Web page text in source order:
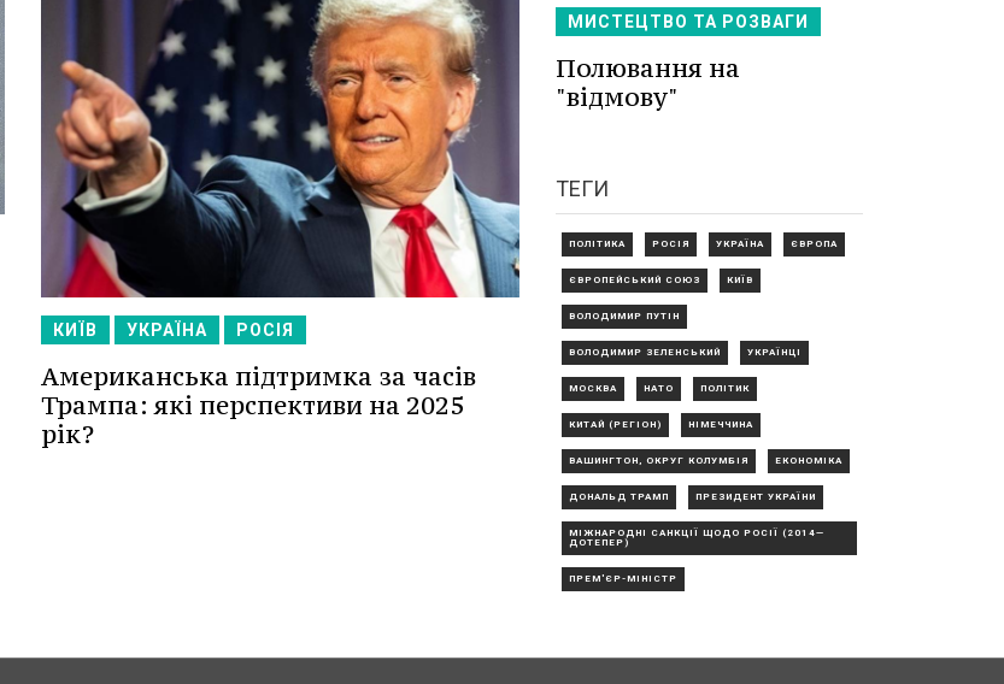
КИЇВ УКРАЇНА РОСІЯ
Американська підтримка за часів
Трампа: які перспективи на 2025
рік?
МИСТЕЦТВО ТА РОЗВАГИ
Полювання на
"відмову"
ТЕГИ
ПОЛІТИКА РОСІЯ УКРАЇНА ЄВРОПА
ЄВРОПЕЙСЬКИЙ СОЮЗ КИЇВ
ВОЛОДИМИР ПУТІН
ВОЛОДИМИР ЗЕЛЕНСЬКИЙ УКРАЇНЦІ
МОСКВА НАТО ПОЛІТИК
КИТАЙ (РЕГІОН) НІМЕЧЧИНА
ВАШИНГТОН, ОКРУГ КОЛУМБІЯ ЕКОНОМІКА
ДОНАЛЬД ТРАМП ПРЕЗИДЕНТ УКРАЇНИ
МІЖНАРОДНІ САНКЦІЇ ЩОДО РОСІЇ (2014—
ДОТЕПЕР)
ПРЕМ'ЄР-МІНІСТР